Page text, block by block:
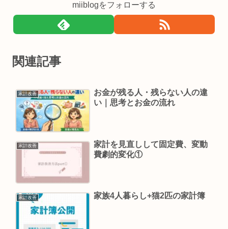
miiblogをフォローする
関連記事
家計改善
お金が残る人・残らない人の違
い｜思考とお金の流れ
家計改善
家計を見直しして固定費、変動
費劇的変化①
家計改善 家族4人暮らし+猫2匹の家計簿